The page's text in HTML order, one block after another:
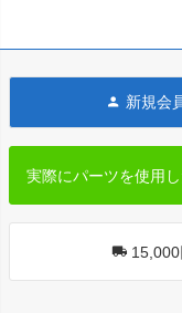
新規会
実際にパーツを使用